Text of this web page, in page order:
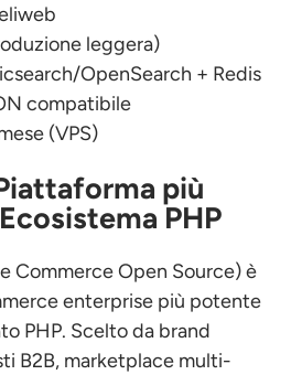
leggera)
OpenSearch + Redis
compatibile
(VPS)
più
PHP
Commerce Open Source) è
enterprise più potente
PHP. Scelto da brand
B2B, marketplace multi-